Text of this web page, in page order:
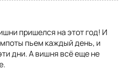
пришелся на этот год! И
пьем каждый день, и
дни. А вишня всё еще не